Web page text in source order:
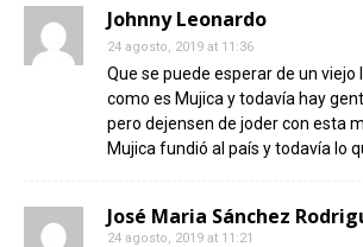
Johnny Leonardo
24 agosto, 2019 at 11:36
Que se puede esperar de un
como es Mujica y todavía hay
pero dejensen de joder con esta
Mujica fundió al país y todavía lo
José Maria Sánchez
24 agosto, 2019 at 11:21